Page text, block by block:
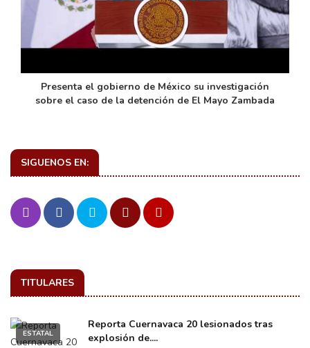
Presenta el gobierno de México su investigación
sobre el caso de la detención de El Mayo Zambada
SIGUENOS EN:
TITULARES
ESTATAL
Reporta Cuernavaca 20 lesionados tras
explosión de....